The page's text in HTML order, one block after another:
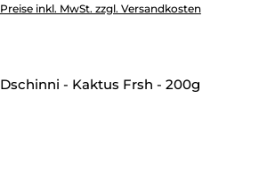
Preise inkl. MwSt. zzgl. Versandkosten